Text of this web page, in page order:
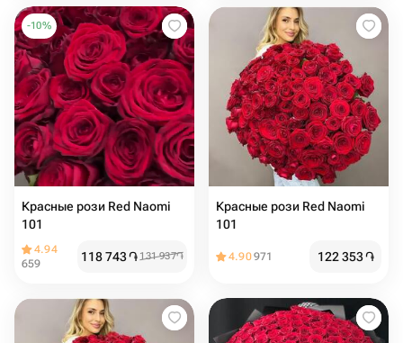
-10%
Красные рози Red Naomi
101
4.94
659
118 743֏ 131 937֏
Красные рози Red Naomi
101
4.90971 122 353֏